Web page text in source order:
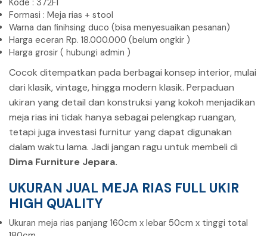
Kode : 372FI
Formasi : Meja rias + stool
Warna dan finihsing duco (bisa menyesuaikan pesanan)
Harga eceran Rp. 18.000.000 (belum ongkir )
Harga grosir ( hubungi admin )
Cocok ditempatkan pada berbagai konsep interior, mulai
dari klasik, vintage, hingga modern klasik. Perpaduan
ukiran yang detail dan konstruksi yang kokoh menjadikan
meja rias ini tidak hanya sebagai pelengkap ruangan,
tetapi juga investasi furnitur yang dapat digunakan
dalam waktu lama. Jadi jangan ragu untuk membeli di
Dima Furniture Jepara.
UKURAN JUAL MEJA RIAS FULL UKIR
HIGH QUALITY
Ukuran meja rias panjang 160cm x lebar 50cm x tinggi total